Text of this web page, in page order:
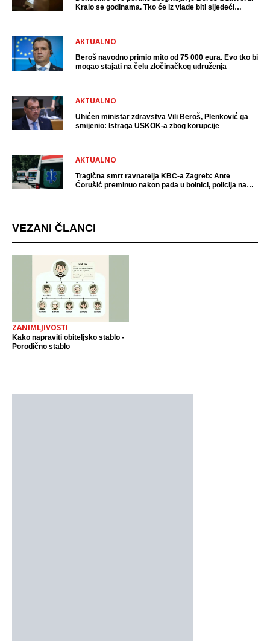
Kralo se godinama. Tko će iz vlade biti sljedeći
AKTUALNO
Beroš navodno primio mito od 75 000 eura. Evo tko bi
mogao stajati na čelu zločinačkog udruženja
AKTUALNO
Uhićen ministar zdravstva Vili Beroš, Plenković ga
smijenio: Istraga USKOK-a zbog korupcije
AKTUALNO
Tragična smrt ravnatelja KBC-a Zagreb: Ante
Ćorušić preminuo nakon pada u bolnici, policija na
VEZANI ČLANCI
ZANIMLJIVOSTI
Kako napraviti obiteljsko stablo -
Porodično stablo